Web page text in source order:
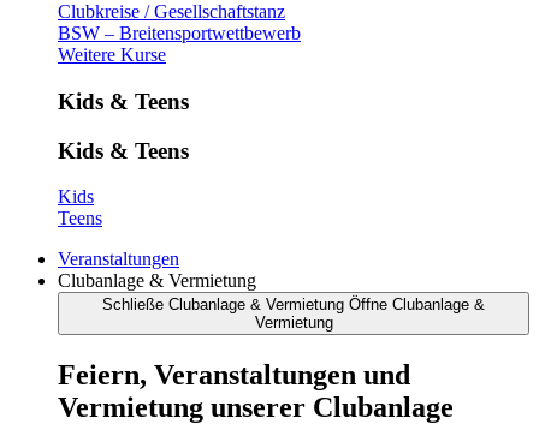
Clubkreise / Gesellschaftstanz
BSW – Breitensportwettbewerb
Weitere Kurse
Kids & Teens
Kids & Teens
Kids
Teens
Veranstaltungen
Clubanlage & Vermietung
Schließe Clubanlage & Vermietung Öffne Clubanlage &
Vermietung
Feiern, Veranstaltungen und
Vermietung unserer Clubanlage